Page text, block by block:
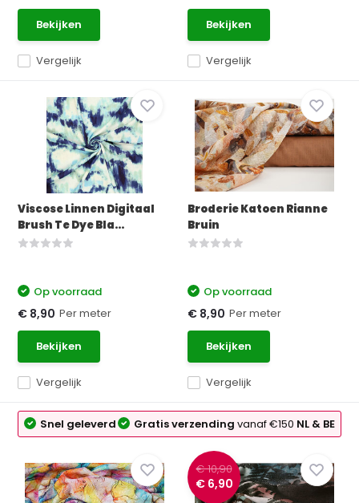
Vergelijk
Bekijken
Vergelijk
Bekijken
Viscose Linnen Digitaal
Brush Te Dye Bla...
Vergelijk
Op voorraad
€ 8,90 Per meter
Bekijken
Broderie Katoen Rianne
Bruin
Vergelijk
Op voorraad
€ 8,90 Per meter
Bekijken
Snel geleverd Gratis verzendingvanaf €150 NL & BE
€ 10,90
€ 6,90